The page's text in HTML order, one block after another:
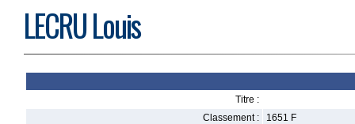
LECRU Louis
Titre :
Classement :
1651 F